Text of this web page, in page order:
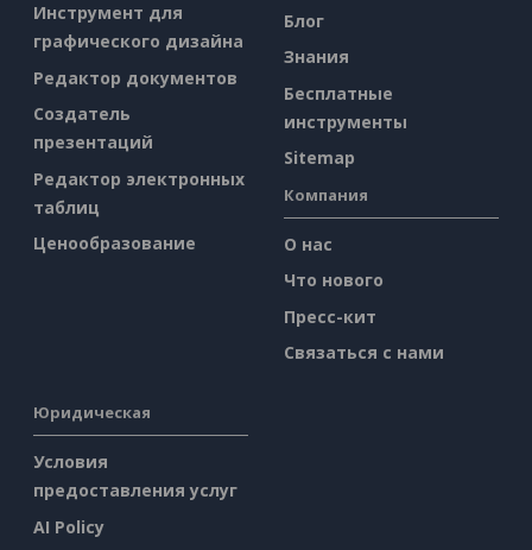
Инструмент для
графического дизайна
Редактор документов
Создатель
презентаций
Редактор электронных
таблиц
Ценообразование
Блог
Знания
Бесплатные
инструменты
Sitemap
Компания
О нас
Что нового
Пресс-кит
Связаться с нами
Юридическая
Условия
предоставления услуг
AI Policy